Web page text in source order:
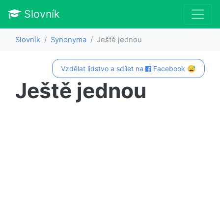
Slovník
Slovník Synonyma Ještě jednou
Vzdělat lidstvo a sdílet na Facebook 😅
Ještě jednou